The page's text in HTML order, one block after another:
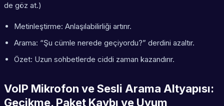
de göz at.)
Metinleştirme: Anlaşılabilirliği artırır.
Arama: “Şu cümle nerede geçiyordu?” derdini azaltır.
Özet: Uzun sohbetlerde ciddi zaman kazandırır.
VoIP Mikrofon ve Sesli Arama Altyapısı:
Gecikme, Paket Kaybı ve Uyum